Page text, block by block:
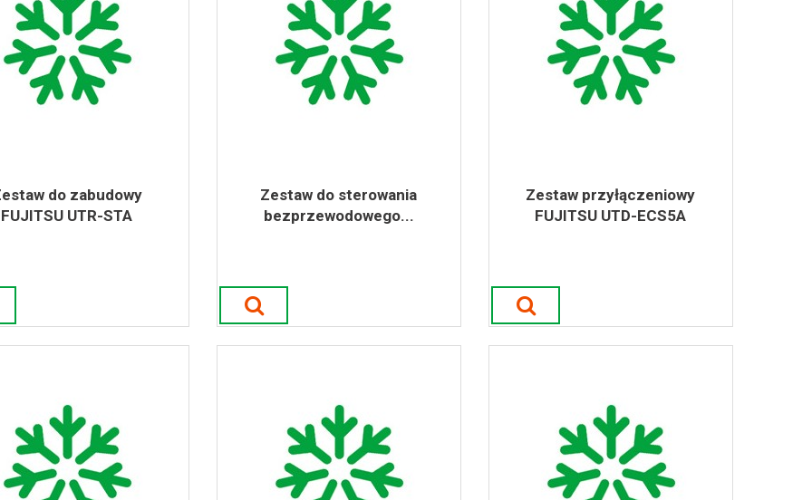
do zabudowy
FUJITSU UTR-STA
Zestaw do sterowania
bezprzewodowego...
Zestaw przyłączeniowy
FUJITSU UTD-ECS5A